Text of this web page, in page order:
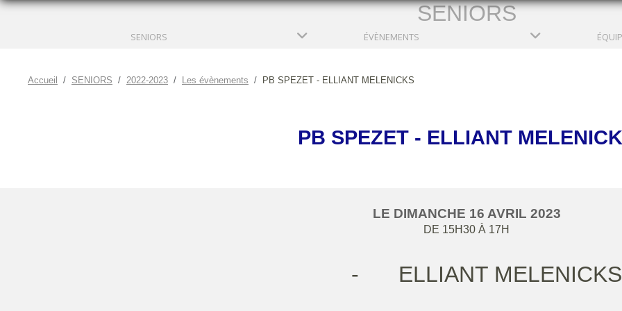
SENIORS
SENIORS ÉVÈNEMENTS
Accueil SENIORS 2022-2023 Les évènements PB SPEZET - ELLIANT MELENICKS
PB SPEZET - ELLIANT
LE DIMANCHE 16 AVRIL 2023
DE 15H30 À 17H
- ELLIANT MELENICKS